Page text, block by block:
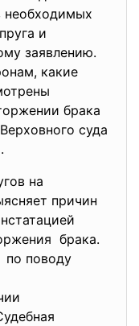
необходимых
и
заявлению.
какие
брака
суда
на
причин
брака.
по поводу